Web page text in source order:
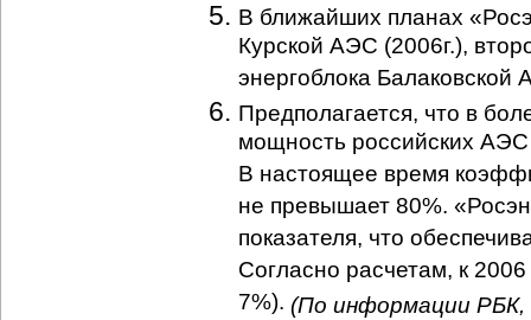
В ближайших планах
Курской АЭС (2006г.),
энергоблока Балаковской
Предполагается, что в
мощность российских
В настоящее время
не превышает 80%.
показателя, что
Согласно расчетам, к
7%). (По информации РБК,